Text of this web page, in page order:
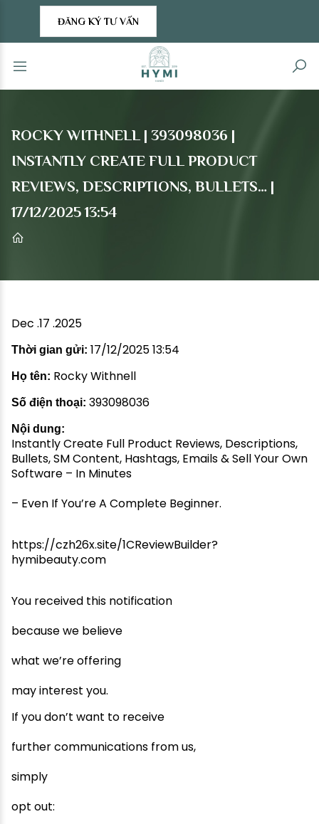
ĐĂNG KÝ TƯ VẤN
ROCKY WITHNELL | 393098036 |
INSTANTLY CREATE FULL PRODUCT
REVIEWS, DESCRIPTIONS, BULLETS… |
17/12/2025 13:54
Dec .17 .2025
Thời gian gửi: 17/12/2025 13:54
Họ tên: Rocky Withnell
Số điện thoại: 393098036
Nội dung:
Instantly Create Full Product Reviews, Descriptions,
Bullets, SM Content, Hashtags, Emails & Sell Your Own
Software – In Minutes
– Even If You’re A Complete Beginner.
https://czh26x.site/1CReviewBuilder?
hymibeauty.com
You received this notification
because we believe
what we’re offering
may interest you.
If you don’t want to receive
further communications from us,
simply
opt out: